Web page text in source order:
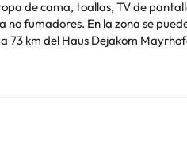
y senderismo. El
ubicado a 73 km del Haus Dejakom
a Haus Dejakom Mayrhofen
en contacto directamente con